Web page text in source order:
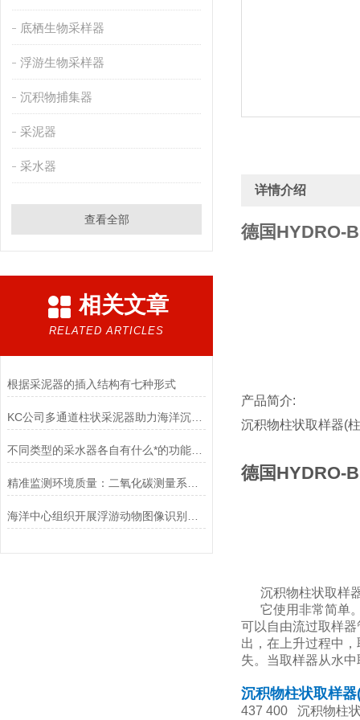
底栖生物采样器
浮游生物采样器
沉积物捕集器
采泥器
采水器
查看全部
相关文章
RELATED ARTICLES
根据采泥器的插入结构有七种形式
KC公司多通道柱状采泥器助力海洋沉积物氧化机制研究
不同类型的采水器各自有什么*的功能优势？
详情介绍
德国HYDRO-
产品简介:
沉积物柱状取样器(
德国HYDRO-
沉积物柱状取样
它使用非常简单
可以自由流过取样器
出，在上升过程中
失。当取样器从水
沉积物柱状取样
437 400 沉积物柱